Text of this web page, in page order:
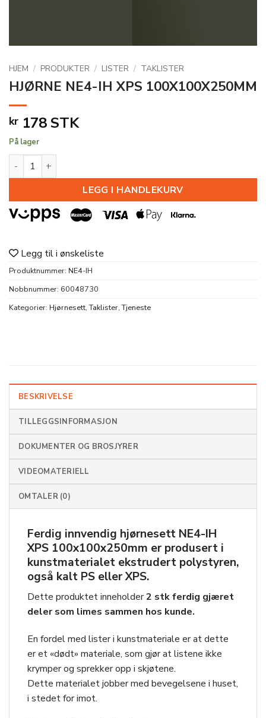
HJEM / PRODUKTER / LISTER / TAKLISTER
HJØRNE NE4-IH XPS 100X100X250MM
kr 178STK
På lager
HJØRNE NE4-IH XPS 100X100X250MM antall
LEGG I HANDLEKURV
Legg til i ønskeliste
Produktnummer: NE4-IH
Nobbnummer: 60048730
Kategorier: Hjørnesett,Taklister,Tjeneste
BESKRIVELSE
TILLEGGSINFORMASJON
DOKUMENTER OG BROSJYRER
VIDEOMATERIELL
OMTALER (0)
Ferdig innvendig hjørnesett NE4-IH
XPS 100x100x250mm er produsert i
kunstmaterialet ekstrudert polystyren,
også kalt PS eller XPS.
Dette produktet inneholder2 stk ferdig gjæret
deler som limes sammen hos kunde.
En fordel med lister i kunstmateriale er at dette
er et «dødt» materiale, som gjør at listene ikke
krymper og sprekker opp i skjøtene.
Dette materialet jobber med bevegelsene i huset,
i stedet for imot.